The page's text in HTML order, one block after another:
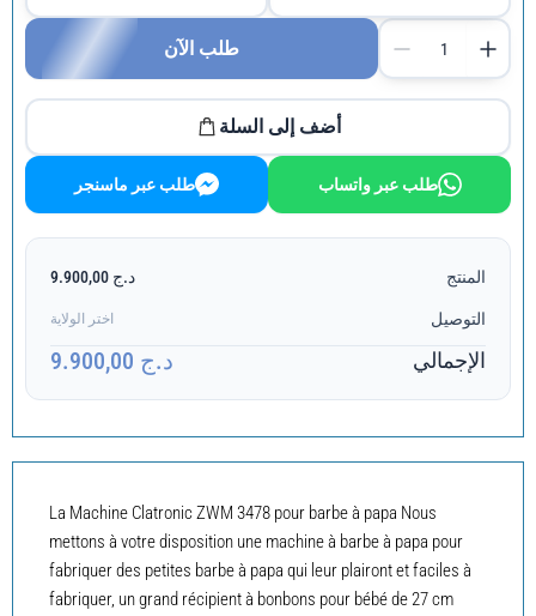
طلب الآن
أضف إلى السلة
طلب عبر واتساب طلب عبر ماسنجر
المنتج د.ج 9.900,00
التوصيل اختر الولاية
الإجمالي د.ج 9.900,00
La Machine Clatronic ZWM 3478 pour barbe à papa Nous
mettons à votre disposition une machine à barbe à papa pour
fabriquer des petites barbe à papa qui leur plairont et faciles à
fabriquer, un grand récipient à bonbons pour bébé de 27 cm